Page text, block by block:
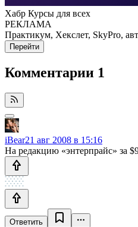
Хабр Курсы для всех
РЕКЛАМА
Практикум, Хекслет, SkyPro,
Перейти
Комментарии 1
iBear21 авг 2008 в 15:16
На редакцию «энтерпрайс» за
Ответить